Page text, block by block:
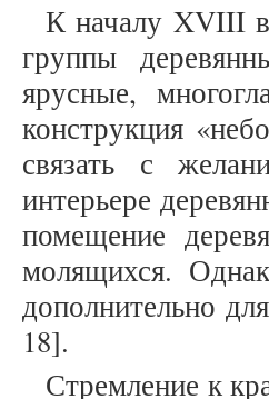
К началу XVIII
группы
ярусные,
конструкция
связать с
интерьере
помещение
молящихся.
дополнительно
18].
Стремление к